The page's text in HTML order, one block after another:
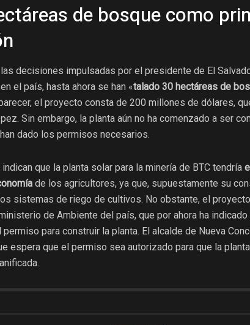
de bosque como
decisiones impulsadas por el presidente de El
en el país, hasta ahora se han «talado 30 hectáreas de
el proyecto consta de 200 millones de dólares,
Sin embargo, la planta aún no ha comenzado a ser
dado los permisos necesarios.
que la planta solar para la minería de BTC tendría
de los agricultores, ya que, supuestamente su
sistemas de riego de cultivos. No obstante, el
de Ambiente del país, que por ahora ha indicado
para construir la planta. El alcalde de Nueva
espera que el permiso sea autorizado para que la